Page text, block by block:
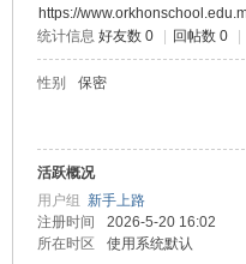
https://
统计信息 好友数 0 回帖数 0
性别 保密
活跃概况
用户组 新手上路
注册时间
2026-5-20 16:02
所在时区
使用系统默认